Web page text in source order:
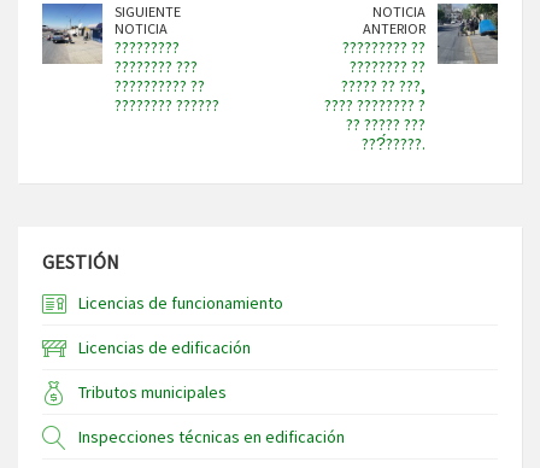
SIGUIENTE
NOTICIA
?????????
???????? ???
?????????? ??
???????? ??????
NOTICIA
ANTERIOR
????????? ??
???????? ??
????? ?? ???,
???? ???????? ?
?? ????? ???
???́?????.
GESTIÓN
Licencias de funcionamiento
Licencias de edificación
Tributos municipales
Inspecciones técnicas en edificación